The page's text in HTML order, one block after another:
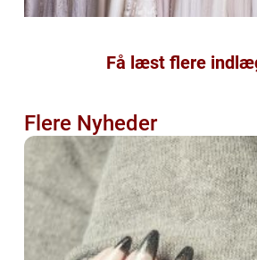
Få læst flere
Flere Nyheder